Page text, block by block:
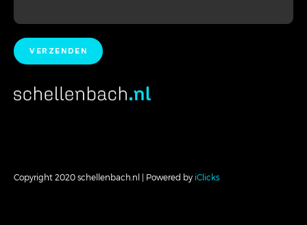
Copyright 2020 schellenbach.nl | Powered by iClicks